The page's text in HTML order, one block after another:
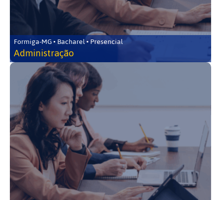
Formiga-MG • Bacharel • Presencial
Administração